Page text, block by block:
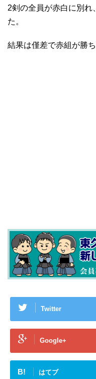
2剣の全員が赤白に別れ
た。
結果は僅差で赤組が勝ち
Twitter
Google+
B! はてブ